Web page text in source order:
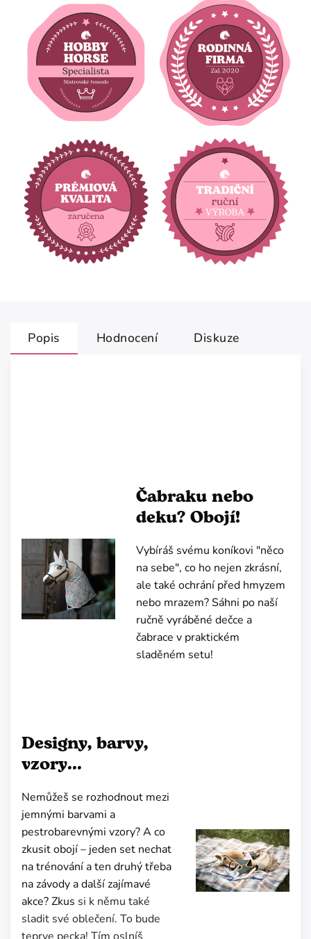
Popis Hodnocení Diskuze
Čabraku nebo
deku? Obojí!
Vybíráš svému koníkovi "něco
na sebe", co ho nejen zkrásní,
ale také ochrání před hmyzem
nebo mrazem? Sáhni po naší
ručně vyráběné dečce a
čabrace v praktickém
sladěném setu!
Designy, barvy,
vzory...
Nemůžeš se rozhodnout mezi
jemnými barvami a
pestrobarevnými vzory? A co
zkusit obojí – jeden set nechat
na trénování a ten druhý třeba
na závody a další zajímavé
akce? Zkus si k němu také
sladit své oblečení. To bude